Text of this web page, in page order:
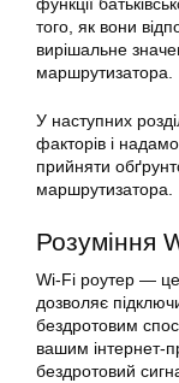
функції
того, як вони
вирішальне
маршрутизатора.
У наступних
факторів і
прийняти
маршрутизатора.
Розуміння
Wi-Fi роутер — це
дозволяє
бездротовим
вашим інтернет-
бездротовий